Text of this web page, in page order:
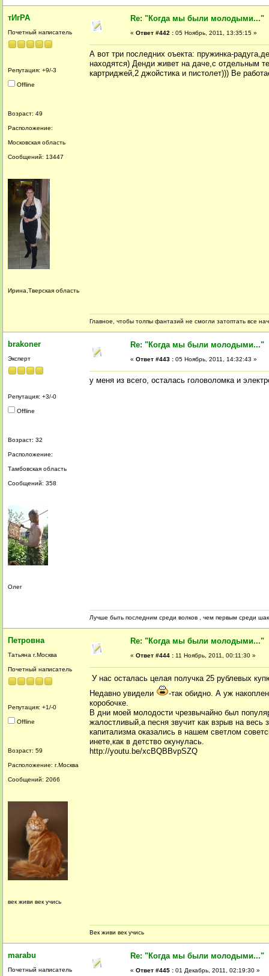
тИгРА
Почетный написатель
Репутация: +9/-3
Offline
Возраст: 49
Расположение:
Московская область
Сообщений: 13447
Ирина,Тверская область
Re: "Когда мы были молодыми..."
« Ответ #442 : 05 Ноябрь, 2011, 13:35:15 »
А вот три последних оъекта: пружинка-
находятся) Денди живет на даче,с отдельным
картриджей,2 джойстика и пистолет))) Ве
Главное, чтобы толпы фантазий не смогли затоптать все
brakoner
Эксперт
Репутация: +3/-0
Offline
Возраст: 32
Расположение:
Тамбовская область
Сообщений: 358
Олег
Re: "Когда мы были молодыми..."
« Ответ #443 : 05 Ноябрь, 2011, 14:32:43 »
у меня из всего, осталась головоломка и
Лучше быть последним среди волков , чем первым среди
Петровна
Татьяна г.Москва
Почетный написатель
Репутация: +1/-0
Offline
Возраст: 59
Расположение: г.Москва
Сообщений: 2066
век живи век учись
Re: "Когда мы были молодыми..."
« Ответ #444 : 11 Ноябрь, 2011, 00:11:30 »
У нас осталась целая получка 25 рублевых
Недавно увидели
-так обидно. А уж
коробочке.
В дни моей молодости чрезвычайно был
жалостливый,а песня звучит как взрыв на
капитализма оказались в нашем светлом
инете,как в детство окунулась.
http://youtu.be/xcBQBBvpSZQ
Век живи век учись
marabu
Почетный написатель
Re: "Когда мы были молодыми..."
« Ответ #445 : 01 Декабрь, 2011, 02:19:30 »